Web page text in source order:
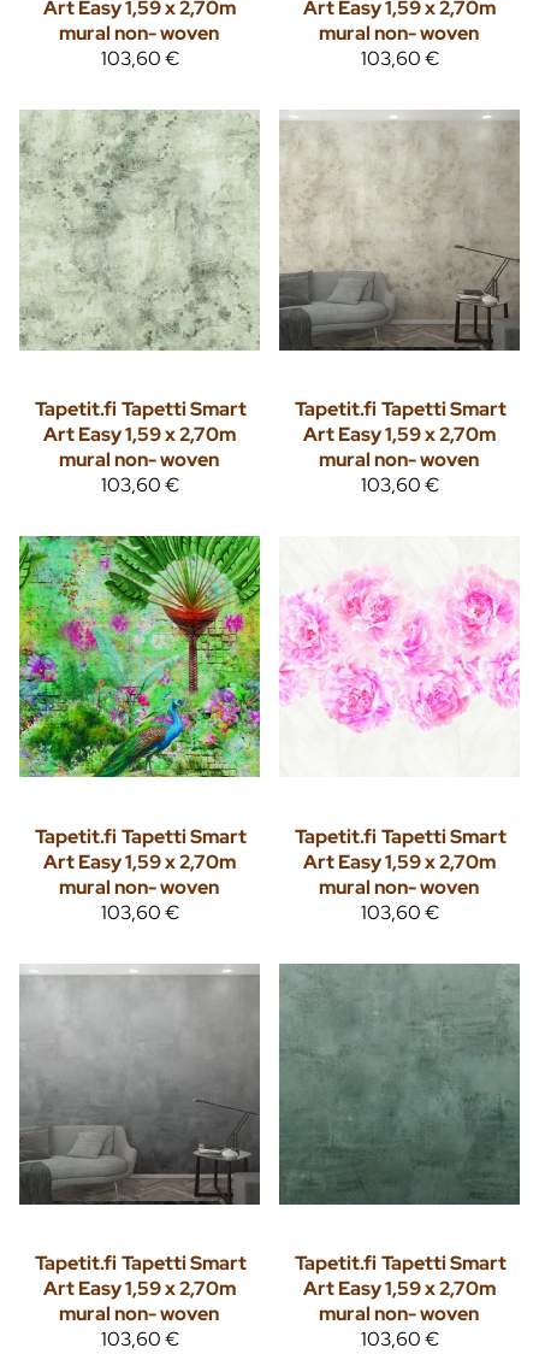
Art Easy 1,59 x 2,70m
mural non- woven
103,60 €
Art Easy 1,59 x 2,70m
mural non- woven
103,60 €
Tapetit.fiTapetti Smart
Art Easy 1,59 x 2,70m
mural non- woven
103,60 €
Tapetit.fiTapetti Smart
Art Easy 1,59 x 2,70m
mural non- woven
103,60 €
Tapetit.fiTapetti Smart
Art Easy 1,59 x 2,70m
mural non- woven
103,60 €
Tapetit.fiTapetti Smart
Art Easy 1,59 x 2,70m
mural non- woven
103,60 €
Tapetit.fiTapetti Smart
Art Easy 1,59 x 2,70m
mural non- woven
103,60 €
Tapetit.fiTapetti Smart
Art Easy 1,59 x 2,70m
mural non- woven
103,60 €